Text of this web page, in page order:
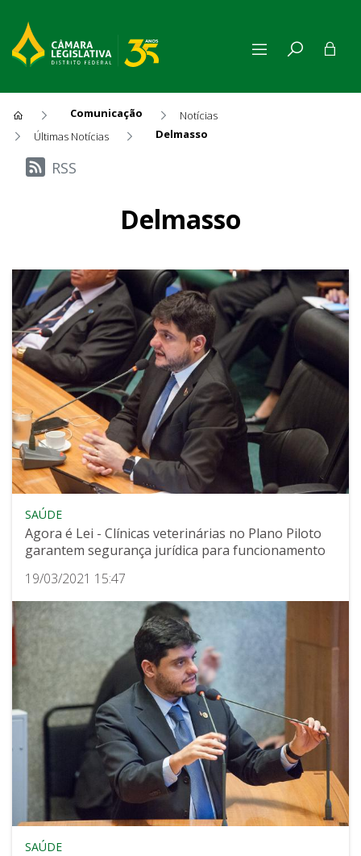
Comunicação
Notícias
Últimas Notícias
Delmasso
Últimas Notícias
RSS
Delmasso
SAÚDE
Agora é Lei - Clínicas veterinárias no Plano Piloto
garantem segurança jurídica para funcionamento
19/03/2021 15:47
SAÚDE